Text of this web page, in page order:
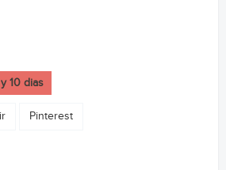
10 dias
Pinterest